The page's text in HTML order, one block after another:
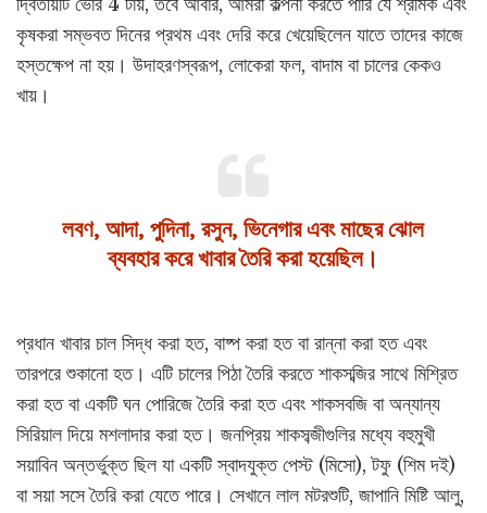
কৃষকরা সম্ভবত দিনের প্রথম এবং দেরি করে খেয়েছিলেন যাতে তাদের কাজে
হস্তক্ষেপ না হয়। উদাহরণস্বরূপ, লোকেরা ফল, বাদাম বা চালের কেকও
খায়।
লবণ, আদা, পুদিনা, রসুন, ভিনেগার এবং মাছের ঝোল
ব্যবহার করে খাবার তৈরি করা হয়েছিল।
প্রধান খাবার চাল সিদ্ধ করা হত, বাষ্প করা হত বা রান্না করা হত এবং
তারপরে শুকানো হত। এটি চালের পিঠা তৈরি করতে শাকসব্জির সাথে মিশ্রিত
করা হত বা একটি ঘন পোরিজে তৈরি করা হত এবং শাকসবজি বা অন্যান্য
সিরিয়াল দিয়ে মশলাদার করা হত। জনপ্রিয় শাকসব্জীগুলির মধ্যে বহুমুখী
সয়াবিন অন্তর্ভুক্ত ছিল যা একটি স্বাদযুক্ত পেস্ট (মিসো), টফু (শিম দই)
বা সয়া সসে তৈরি করা যেতে পারে। সেখানে লাল মটরশুটি, জাপানি মিষ্টি আলু,